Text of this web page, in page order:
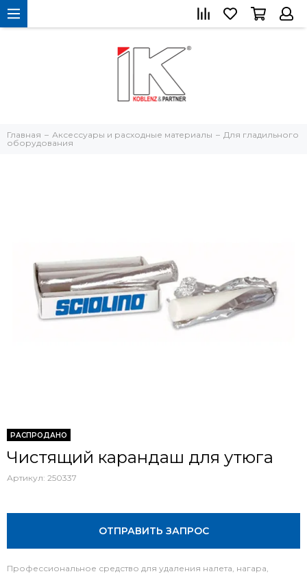
Главная Аксессуары и расходные материалы
Для гладильного
оборудования
РАСПРОДАНО
Чистящий карандаш для утюга
Артикул: 250337
ОТПРАВИТЬ ЗАПРОС
Профессиональное средство для удаления налета, нагара,